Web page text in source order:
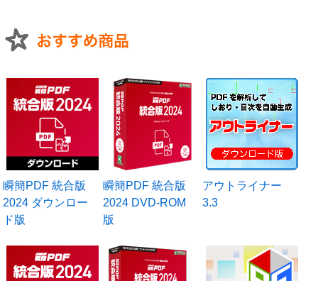
瞬簡PDF 統合版
2024 ダウンロー
ド版
瞬簡PDF 統合版
2024 DVD-ROM
版
アウトライナー
3.3